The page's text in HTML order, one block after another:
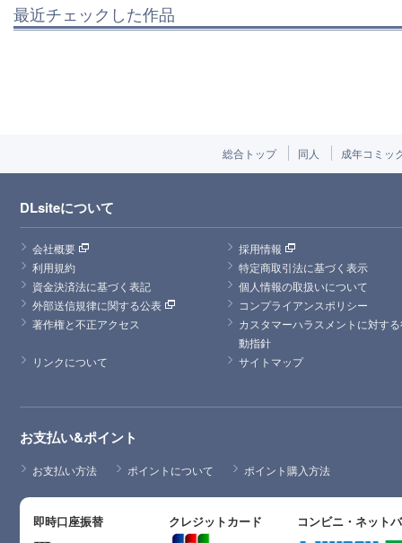
最近チェックした作品
総合トップ 同人 成年コミッ
DLsiteについて
会社概要
採用情報
利用規約
特定商取引法に基づく表示
資金決済法に基づく表記
個人情報の取扱いについて
外部送信規律に関する公表
コンプライアンスポリシー
著作権と不正アクセス
カスタマーハラスメントに対す
動指針
リンクについて
サイトマップ
お支払い&ポイント
お支払い方法 ポイントについて ポイント購入方法
即時口座振替 クレジットカード コンビニ・ネット